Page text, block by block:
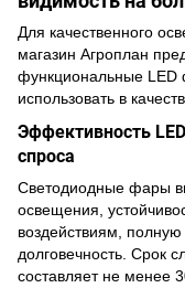
Для качественного
магазин Агроплан
функциональные LED
использовать в
Эффективность
спроса
Светодиодные фары
освещения,
воздействиям, полную
долговечность. Срок
составляет не менее